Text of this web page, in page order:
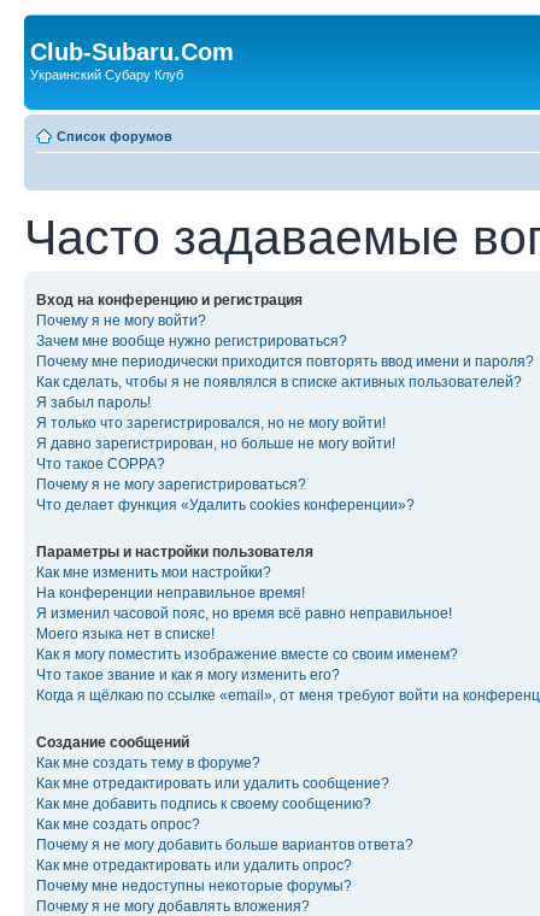
Club-Subaru.Com
Украинский Субару Клуб
Список форумов
Часто задаваемые
Вход на конференцию и регистрация
Почему я не могу войти?
Зачем мне вообще нужно регистрироваться?
Почему мне периодически приходится повторять ввод имени и пароля?
Как сделать, чтобы я не появлялся в списке активных пользователей?
Я забыл пароль!
Я только что зарегистрировался, но не могу войти!
Я давно зарегистрирован, но больше не могу войти!
Что такое COPPA?
Почему я не могу зарегистрироваться?
Что делает функция «Удалить cookies конференции»?
Параметры и настройки пользователя
Как мне изменить мои настройки?
На конференции неправильное время!
Я изменил часовой пояс, но время всё равно неправильное!
Моего языка нет в списке!
Как я могу поместить изображение вместе со своим именем?
Что такое звание и как я могу изменить его?
Когда я щёлкаю по ссылке «email», от меня требуют войти на
Создание сообщений
Как мне создать тему в форуме?
Как мне отредактировать или удалить сообщение?
Как мне добавить подпись к своему сообщению?
Как мне создать опрос?
Почему я не могу добавить больше вариантов ответа?
Как мне отредактировать или удалить опрос?
Почему мне недоступны некоторые форумы?
Почему я не могу добавлять вложения?